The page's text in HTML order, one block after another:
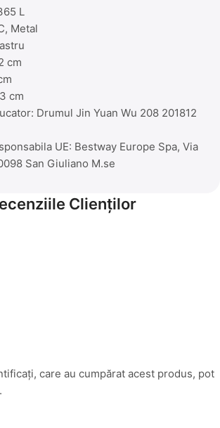
L
Metal
cm
cm
Drumul Jin Yuan Wu 208 201812
UE: Bestway Europe Spa, Via
San Giuliano M.se
Clienților
care au cumpărat acest produs, pot